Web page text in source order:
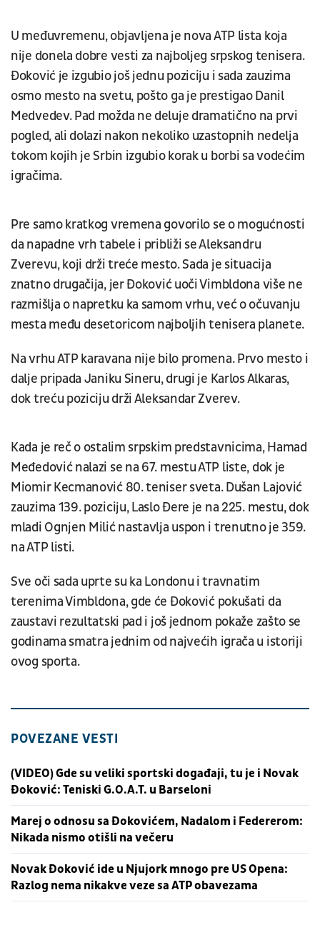
U međuvremenu, objavljena je nova ATP lista koja
nije donela dobre vesti za najboljeg srpskog tenisera.
Đoković je izgubio još jednu poziciju i sada zauzima
osmo mesto na svetu, pošto ga je prestigao Danil
Medvedev. Pad možda ne deluje dramatično na prvi
pogled, ali dolazi nakon nekoliko uzastopnih nedelja
tokom kojih je Srbin izgubio korak u borbi sa vodećim
igračima.
Pre samo kratkog vremena govorilo se o mogućnosti
da napadne vrh tabele i približi se Aleksandru
Zverevu, koji drži treće mesto. Sada je situacija
znatno drugačija, jer Đoković uoči Vimbldona više ne
razmišlja o napretku ka samom vrhu, već o očuvanju
mesta među desetoricom najboljih tenisera planete.
Na vrhu ATP karavana nije bilo promena. Prvo mesto i
dalje pripada Janiku Sineru, drugi je Karlos Alkaras,
dok treću poziciju drži Aleksandar Zverev.
Kada je reč o ostalim srpskim predstavnicima, Hamad
Međedović nalazi se na 67. mestu ATP liste, dok je
Miomir Kecmanović 80. teniser sveta. Dušan Lajović
zauzima 139. poziciju, Laslo Đere je na 225. mestu, dok
mladi Ognjen Milić nastavlja uspon i trenutno je 359.
na ATP listi.
Sve oči sada uprte su ka Londonu i travnatim
terenima Vimbldona, gde će Đoković pokušati da
zaustavi rezultatski pad i još jednom pokaže zašto se
godinama smatra jednim od najvećih igrača u istoriji
ovog sporta.
POVEZANE VESTI
(VIDEO) Gde su veliki sportski događaji, tu je i Novak
Đoković: Teniski G.O.A.T. u Barseloni
Marej o odnosu sa Đokovićem, Nadalom i Federerom:
Nikada nismo otišli na večeru
Novak Đoković ide u Njujork mnogo pre US Opena:
Razlog nema nikakve veze sa ATP obavezama